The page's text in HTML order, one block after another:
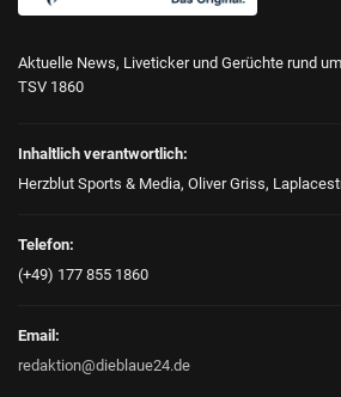
Aktuelle News, Liveticker und Gerüchte rund
TSV 1860
Inhaltlich verantwortlich:
Herzblut Sports & Media, Oliver Griss,
Telefon:
(+49) 177 855 1860
Email:
redaktion@dieblaue24.de